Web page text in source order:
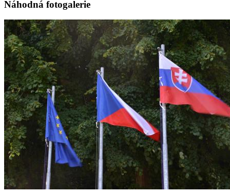
Náhodná fotogalerie